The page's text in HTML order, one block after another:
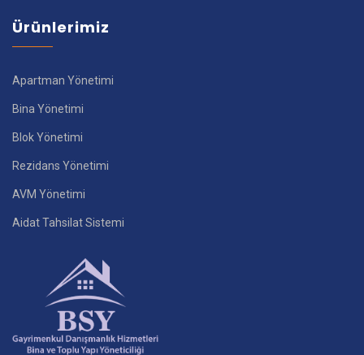
Ürünlerimiz
Apartman Yönetimi
Bina Yönetimi
Blok Yönetimi
Rezidans Yönetimi
AVM Yönetimi
Aidat Tahsilat Sistemi